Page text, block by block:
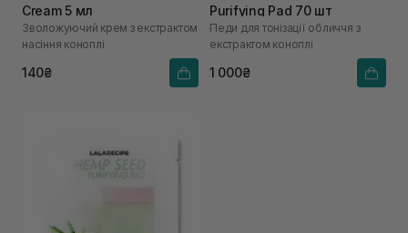
Cream 5 мл
Зволожуючий крем з екстрактом
насіння коноплі
140₴
Purifying Pad 70 шт
Педи для тонізації обличчя з
екстрактом коноплі
1 000₴